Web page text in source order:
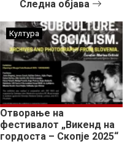
Следна објава
Култура
Отворање на
фестивалот „Викенд на
гордоста – Скопје 2025“